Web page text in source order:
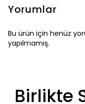
Yorumlar
Bu ürün için henüz
yapılmamış.
Birlikte